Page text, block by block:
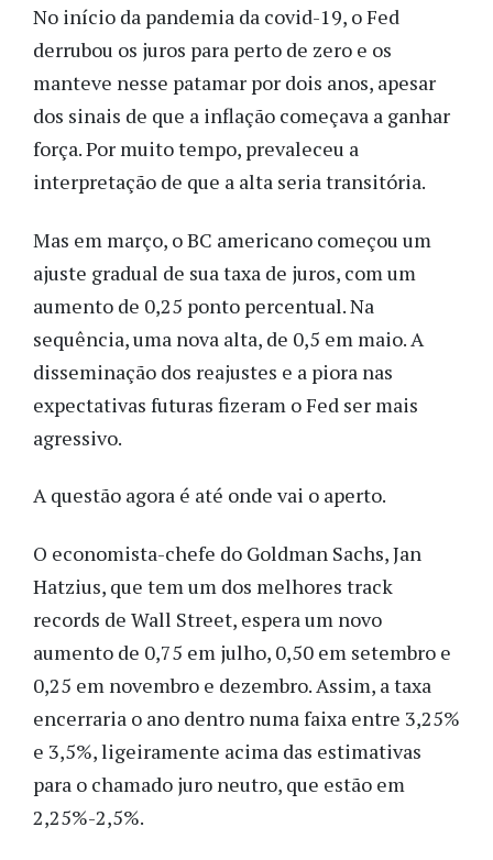
No início da pandemia da covid-19, o Fed
derrubou os juros para perto de zero e os
manteve nesse patamar por dois anos, apesar
dos sinais de que a inflação começava a ganhar
força. Por muito tempo, prevaleceu a
interpretação de que a alta seria transitória.
Mas em março, o BC americano começou um
ajuste gradual de sua taxa de juros, com um
aumento de 0,25 ponto percentual. Na
sequência, uma nova alta, de 0,5 em maio. A
disseminação dos reajustes e a piora nas
expectativas futuras fizeram o Fed ser mais
agressivo.
A questão agora é até onde vai o aperto.
O economista-chefe do Goldman Sachs, Jan
Hatzius, que tem um dos melhores track
records de Wall Street, espera um novo
aumento de 0,75 em julho, 0,50 em setembro e
0,25 em novembro e dezembro. Assim, a taxa
encerraria o ano dentro numa faixa entre 3,25%
e 3,5%, ligeiramente acima das estimativas
para o chamado juro neutro, que estão em
2,25%-2,5%.